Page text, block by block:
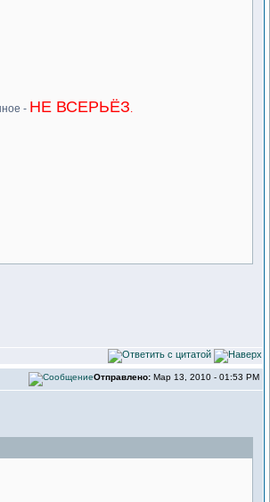
- НЕ ВСЕРЬЁЗ.
Отправлено: Мар 13, 2010 - 01:53 PM